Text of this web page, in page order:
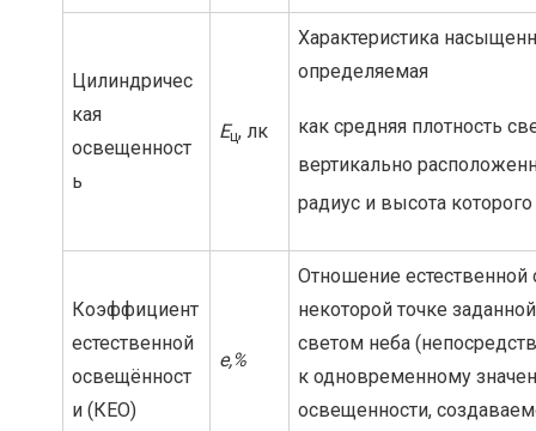
Цилиндричес
кая
освещенност
ь
Ец, лк
Характеристика
определяемая
как средняя плотность
вертикально
радиус и высота
Коэффициент
естественной
освещённост
и (КЕО)
е,%
Отношение
некоторой точке
светом неба
к одновременному
освещенности,